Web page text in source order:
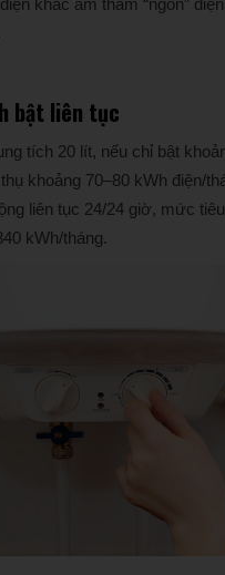
khác âm thầm “ngốn”
bật liên tục
tích 20 lít, nếu chỉ bật
khoảng 70–80 kWh điện/
liên tục 24/24 giờ, mức
kWh/tháng.